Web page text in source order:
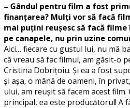
– Gândul pentru film a fost
finanțarea? Mulți vor să facă
mai puțini reușesc să facă
pe canapele, nu prin uzine
Aici… fiecare cu gustul lui, nu mă
că vreau să fac filmul, am găsit-o
Cristina Dobrițoiu. Și ea a fost
și așa, o mână de oameni, în
ului, am reușit să facem acest
principal, ea este producătorul! A